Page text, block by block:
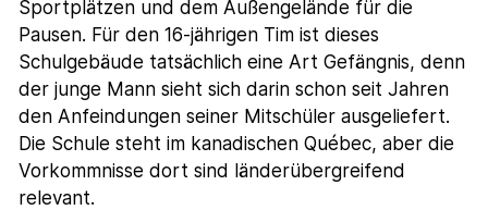
Sportplätzen und dem Außengelände für die
Pausen. Für den 16-jährigen Tim ist dieses
Schulgebäude tatsächlich eine Art Gefängnis, denn
der junge Mann sieht sich darin schon seit Jahren
den Anfeindungen seiner Mitschüler ausgeliefert.
Die Schule steht im kanadischen Québec, aber die
Vorkommnisse dort sind länderübergreifend
relevant.